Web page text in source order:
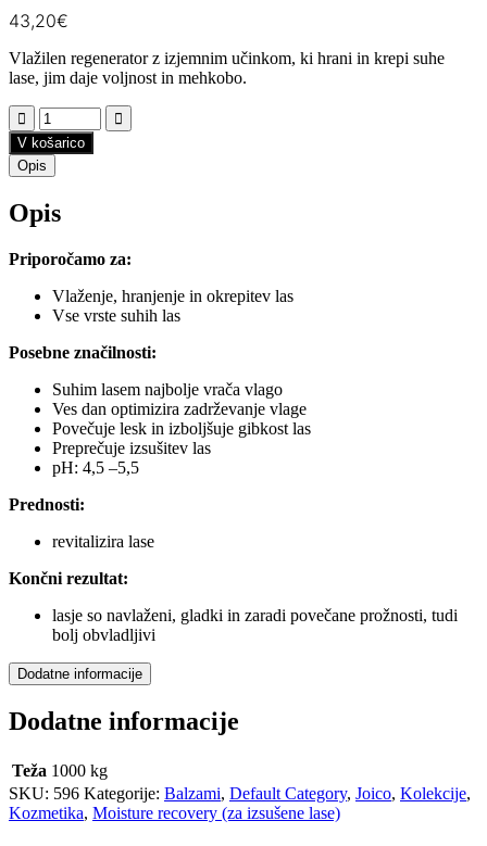
43,20€
Vlažilen regenerator z izjemnim učinkom, ki hrani in krepi suhe
lase, jim daje voljnost in mehkobo.
V košarico
Opis
Opis
Priporočamo za:
Vlaženje, hranjenje in okrepitev las
Vse vrste suhih las
Posebne značilnosti:
Suhim lasem najbolje vrača vlago
Ves dan optimizira zadrževanje vlage
Povečuje lesk in izboljšuje gibkost las
Preprečuje izsušitev las
pH: 4,5 –5,5
Prednosti:
revitalizira lase
Končni rezultat:
lasje so navlaženi, gladki in zaradi povečane prožnosti, tudi
bolj obvladljivi
Dodatne informacije
Dodatne informacije
Teža 1000 kg
SKU: 596 Kategorije: Balzami, Default Category, Joico, Kolekcije,
Kozmetika, Moisture recovery (za izsušene lase)